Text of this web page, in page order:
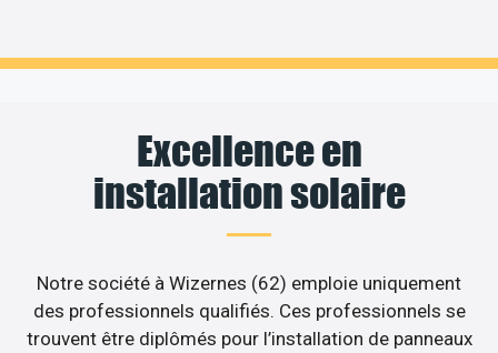
Excellence en
installation solaire
Notre société à Wizernes (62) emploie uniquement
des professionnels qualifiés. Ces professionnels se
trouvent être diplômés pour l’installation de panneaux